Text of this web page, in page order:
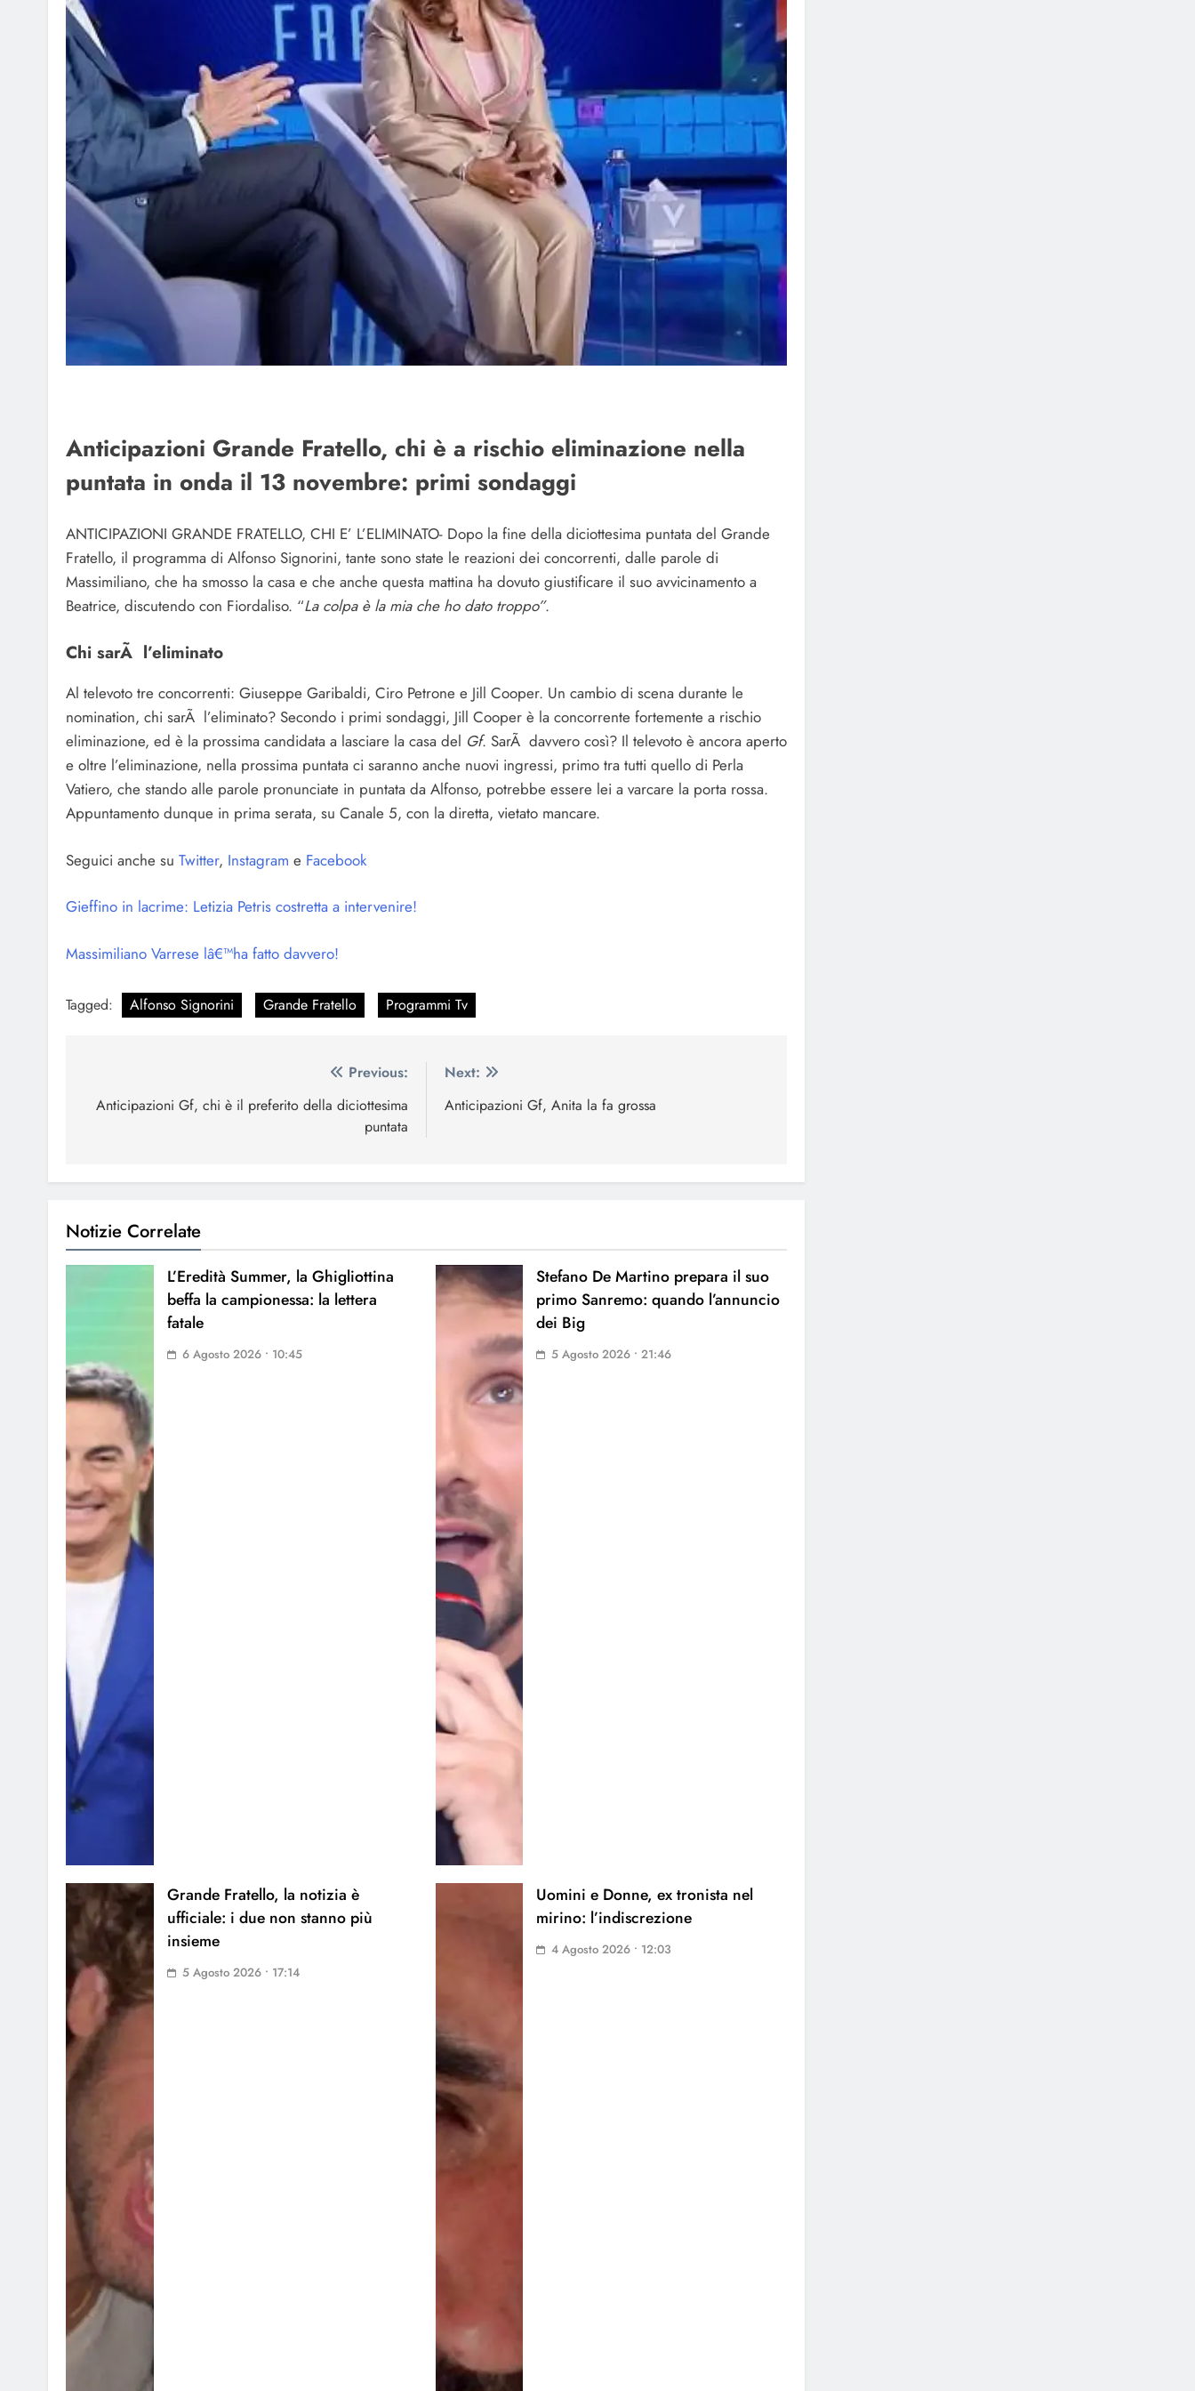
Anticipazioni Grande Fratello, chi è a rischio eliminazione nella
puntata in onda il 13 novembre: primi sondaggi
ANTICIPAZIONI GRANDE FRATELLO, CHI E’ L’ELIMINATO- Dopo la fine della diciottesima puntata del Grande
Fratello, il programma di Alfonso Signorini, tante sono state le reazioni dei concorrenti, dalle parole di
Massimiliano, che ha smosso la casa e che anche questa mattina ha dovuto giustificare il suo avvicinamento a
Beatrice, discutendo con Fiordaliso. “La colpa è la mia che ho dato troppo”.
Chi sarÃ l’eliminato
Al televoto tre concorrenti: Giuseppe Garibaldi, Ciro Petrone e Jill Cooper. Un cambio di scena durante le
nomination, chi sarÃ l’eliminato? Secondo i primi sondaggi, Jill Cooper è la concorrente fortemente a rischio
eliminazione, ed è la prossima candidata a lasciare la casa del Gf. SarÃ davvero così? Il televoto è ancora aperto
e oltre l’eliminazione, nella prossima puntata ci saranno anche nuovi ingressi, primo tra tutti quello di Perla
Vatiero, che stando alle parole pronunciate in puntata da Alfonso, potrebbe essere lei a varcare la porta rossa.
Appuntamento dunque in prima serata, su Canale 5, con la diretta, vietato mancare.
Seguici anche su Twitter, Instagram e Facebook
Gieffino in lacrime: Letizia Petris costretta a intervenire!
Massimiliano Varrese lâ€™ha fatto davvero!
Tagged: Alfonso Signorini Grande Fratello Programmi Tv
articoli
Previous:
Anticipazioni Gf, chi è il preferito della diciottesima
puntata
Next:
Anticipazioni Gf, Anita la fa grossa
Notizie Correlate
L’Eredità Summer, la Ghigliottina
beffa la campionessa: la lettera
fatale
6 Agosto 2026 • 10:45
Stefano De Martino prepara il suo
primo Sanremo: quando l’annuncio
dei Big
5 Agosto 2026 • 21:46
Grande Fratello, la notizia è
ufficiale: i due non stanno più
insieme
5 Agosto 2026 • 17:14
Uomini e Donne, ex tronista nel
mirino: l’indiscrezione
4 Agosto 2026 • 12:03